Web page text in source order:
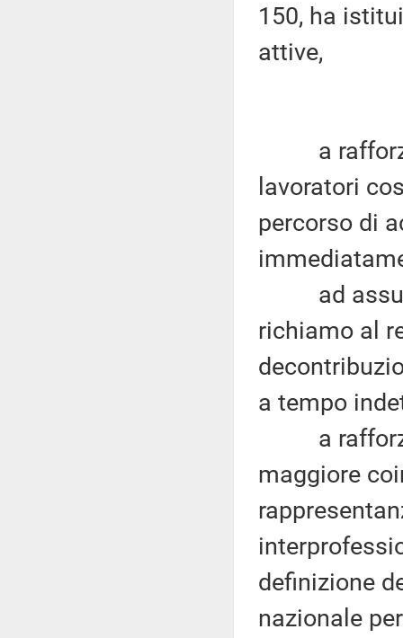
150, ha
attive,
a
lavoratori
percorso di
ad
richiamo al
a tempo
a
maggiore
definizione
nazionale